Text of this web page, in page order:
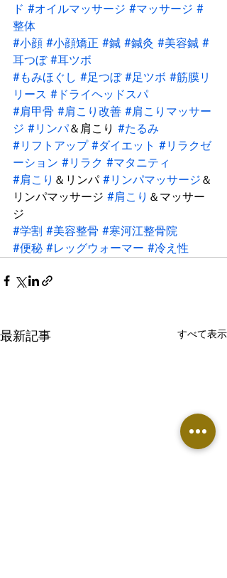
ド #オイルマッサージ #マッサージ #
整体
#小顔 #小顔矯正 #鍼 #鍼灸 #美容鍼 #
耳つぼ #耳ツボ
#もみほぐし #足つぼ #足ツボ #筋膜リ
リース #ドライヘッドスパ
#肩甲骨 #肩こり改善 #肩こりマッサー
ジ #リンパ＆肩こり #たるみ
#リフトアップ #ダイエット #リラクゼ
ーション #リラク #マタニティ
#肩こり ＆リンパ #リンパマッサージ＆
リンパマッサージ #肩こり ＆マッサー
ジ
#学割 #美容整骨 #寒河江整骨院
#便秘 #レッグウォーマー #冷え性
最新記事 すべて表示